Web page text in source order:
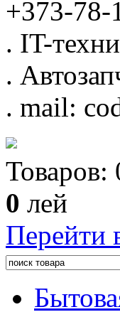
+373-78-
. IT-
.
. mail:
Товаров:
0 лей
Перейти